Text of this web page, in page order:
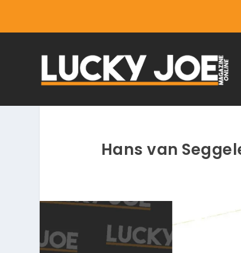
Hans van